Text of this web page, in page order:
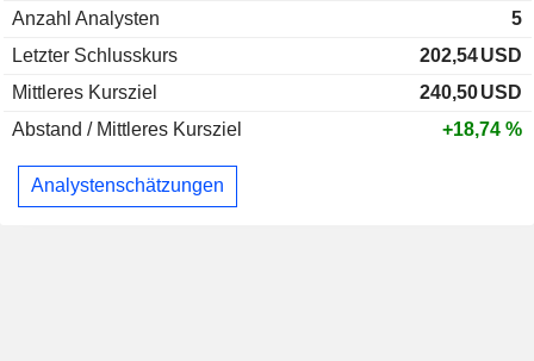
Anzahl Analysten
5
Letzter Schlusskurs
202,54USD
Mittleres Kursziel
240,50USD
Abstand / Mittleres Kursziel
+18,74 %
Analystenschätzungen